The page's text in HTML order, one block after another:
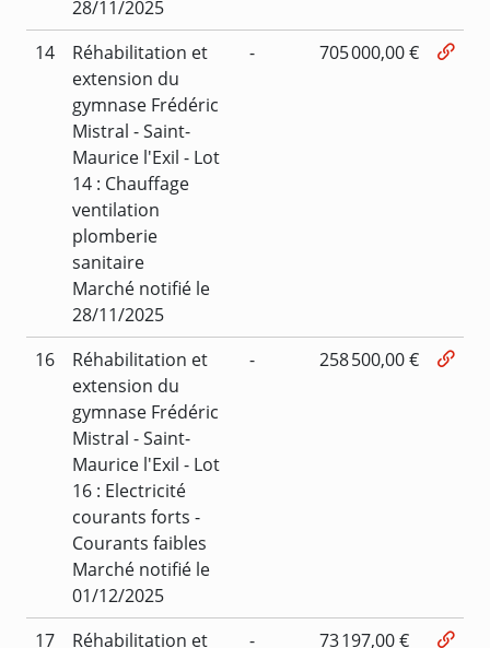
28/11/2025
14
Réhabilitation et
extension du
gymnase Frédéric
Mistral - Saint-
Maurice l'Exil - Lot
14 : Chauffage
ventilation
plomberie
sanitaire
Marché notifié le
28/11/2025
- 705 000,00 €
16
Réhabilitation et
extension du
gymnase Frédéric
Mistral - Saint-
Maurice l'Exil - Lot
16 : Electricité
courants forts -
Courants faibles
Marché notifié le
01/12/2025
- 258 500,00 €
17
Réhabilitation et
- 73 197,00 €